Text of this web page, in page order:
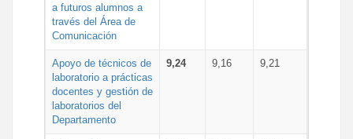
a futuros alumnos a
través del Área de
Comunicación
Apoyo de técnicos de
laboratorio a prácticas
docentes y gestión de
laboratorios del
Departamento
9,24 9,16 9,21